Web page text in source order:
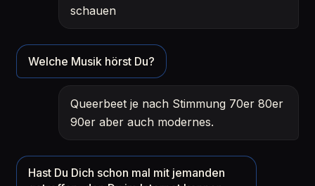
schauen
Welche Musik hörst Du?
Queerbeet je nach Stimmung 70er 80er
90er aber auch modernes.
Hast Du Dich schon mal mit jemanden